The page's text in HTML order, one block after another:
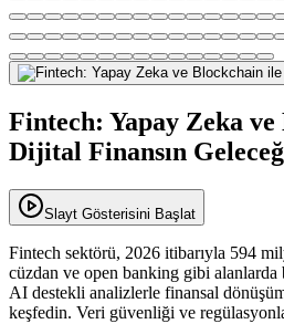
Fintech: Yapay Zeka
Dijital Finansın
Slayt Gösterisini Başlat
Fintech sektörü, 2026 itibarıyla 594
cüzdan ve open banking gibi alanlarda
AI destekli analizlerle finansal
keşfedin. Veri güvenliği ve